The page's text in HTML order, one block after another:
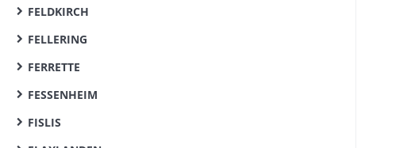
FELDKIRCH
FELLERING
FERRETTE
FESSENHEIM
FISLIS